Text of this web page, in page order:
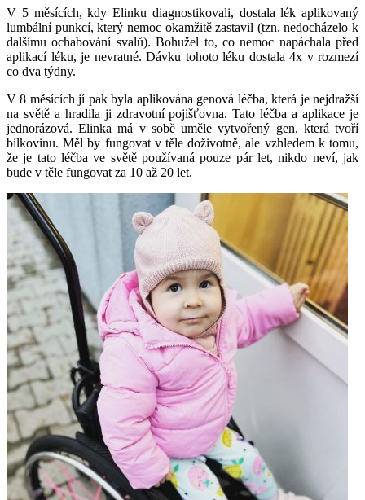
V 5 měsících, kdy Elinku diagnostikovali, dostala lék aplikovaný
lumbální punkcí, který nemoc okamžitě zastavil (tzn. nedocházelo k
dalšímu ochabování svalů). Bohužel to, co nemoc napáchala před
aplikací léku, je nevratné. Dávku tohoto léku dostala 4x v rozmezí
co dva týdny.
V 8 měsících jí pak byla aplikována genová léčba, která je nejdražší
na světě a hradila ji zdravotní pojišťovna. Tato léčba a aplikace je
jednorázová. Elinka má v sobě uměle vytvořený gen, která tvoří
bílkovinu. Měl by fungovat v těle doživotně, ale vzhledem k tomu,
že je tato léčba ve světě používaná pouze pár let, nikdo neví, jak
bude v těle fungovat za 10 až 20 let.